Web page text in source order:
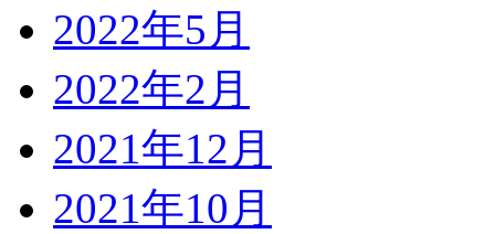
2022年5月
2022年2月
2021年12月
2021年10月